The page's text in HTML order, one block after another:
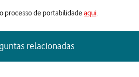
processo de portabilidadeaqui.
relacionadas